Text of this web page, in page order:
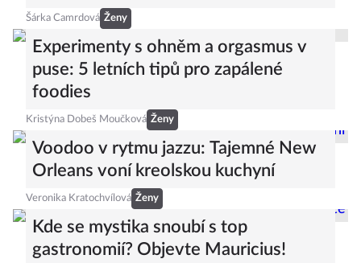
Šárka Camrdová Ženy
Experimenty s ohněm a orgasmus v
puse: 5 letních tipů pro zapálené
foodies
Kristýna Dobeš Moučková Ženy
Voodoo v rytmu jazzu: Tajemné New
Orleans voní kreolskou kuchyní
Veronika Kratochvílová Ženy
Kde se mystika snoubí s top
gastronomií? Objevte Mauricius!